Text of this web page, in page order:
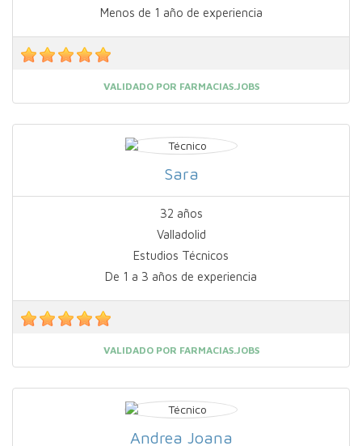
Menos de 1 año de experiencia
VALIDADO POR FARMACIAS.JOBS
Sara
32 años
Valladolid
Estudios Técnicos
De 1 a 3 años de experiencia
VALIDADO POR FARMACIAS.JOBS
Andrea Joana